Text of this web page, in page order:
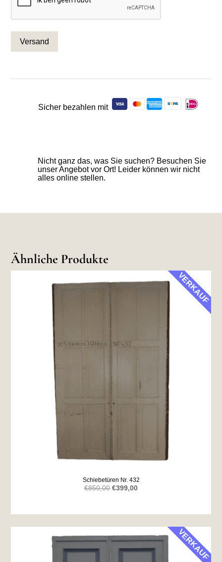
Sicher bezahlen mit
Nicht ganz das, was Sie suchen? Besuchen Sie
unser Angebot vor Ort! Leider können wir nicht
alles online stellen.
Ähnliche Produkte
VERKAUF
Schiebetüren Nr. 432
€850,00 Ursprünglicher
war:
€850,00
€399,00Aktueller
ist:
€399,00.
VERKAUF